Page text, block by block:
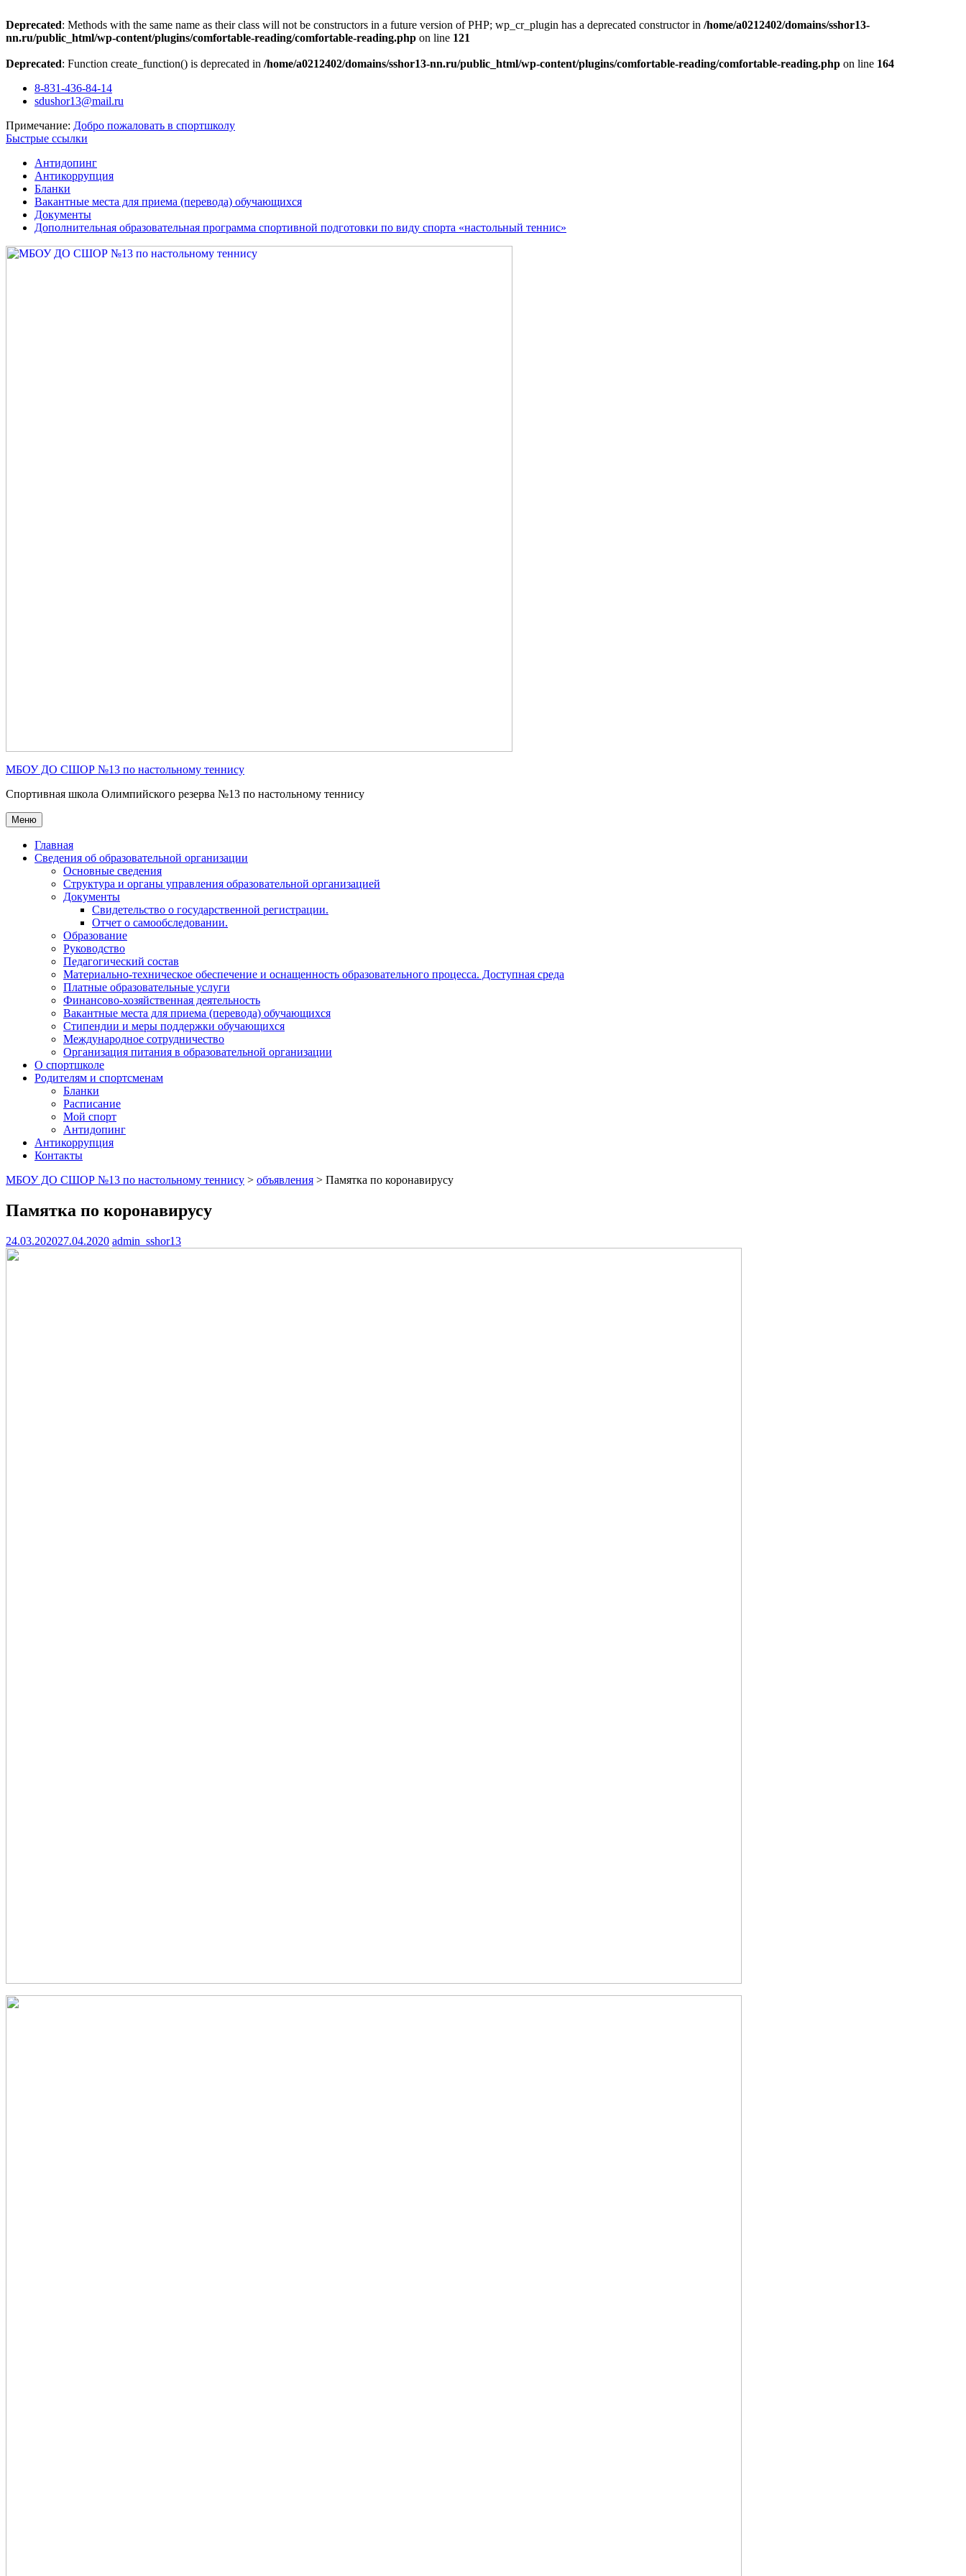
Deprecated: Methods with the same name as their class will not be constructors in a future version of PHP; wp_cr_plugin has a deprecated constructor in /home/a0212402/domains/sshor13-
nn.ru/public_html/wp-content/plugins/comfortable-reading/comfortable-reading.php on line 121
Deprecated: Function create_function() is deprecated in /home/a0212402/domains/sshor13-nn.ru/public_html/wp-content/plugins/comfortable-reading/comfortable-reading.php on line 164
Перейти8-831-436-84-14
sdushor13@mail.ru
Примечание: Добро пожаловать в спортшколу
Быстрые ссылки
Антидопинг
Антикоррупция
Бланки
Вакантные места для приема (перевода) обучающихся
Документы
Дополнительная образовательная программа спортивной подготовки по виду спорта «настольный теннис»
МБОУ ДО СШОР №13 по настольному теннису
Спортивная школа Олимпийского резерва №13 по настольному теннису
Меню
Главная
Сведения об образовательной организации
Основные сведения
Структура и органы управления образовательной организацией
Документы
Свидетельство о государственной регистрации.
Отчет о самообследовании.
Образование
Руководство
Педагогический состав
Материально-техническое обеспечение и оснащенность образовательного процесса. Доступная среда
Платные образовательные услуги
Финансово-хозяйственная деятельность
Вакантные места для приема (перевода) обучающихся
Стипендии и меры поддержки обучающихся
Международное сотрудничество
Организация питания в образовательной организации
О спортшколе
Родителям и спортсменам
Бланки
Расписание
Мой спорт
Антидопинг
Антикоррупция
Контакты
МБОУ ДО СШОР №13 по настольному теннису > объявления > Памятка по коронавирусу
Памятка по коронавирусу
24.03.202027.04.2020 admin_sshor13